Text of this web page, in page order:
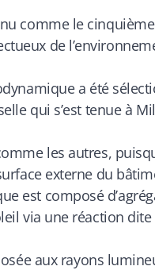
comme le
de
a été
qui s’est tenue à
les autres,
externe du
est composé
via une réaction dite
aux rayons